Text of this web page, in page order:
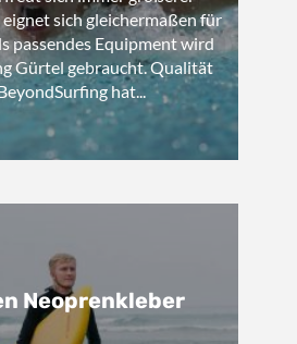
sich gleichermaßen für
passendes Equipment wird
Gürtel gebraucht. Qualität
hat...
Neoprenkleber